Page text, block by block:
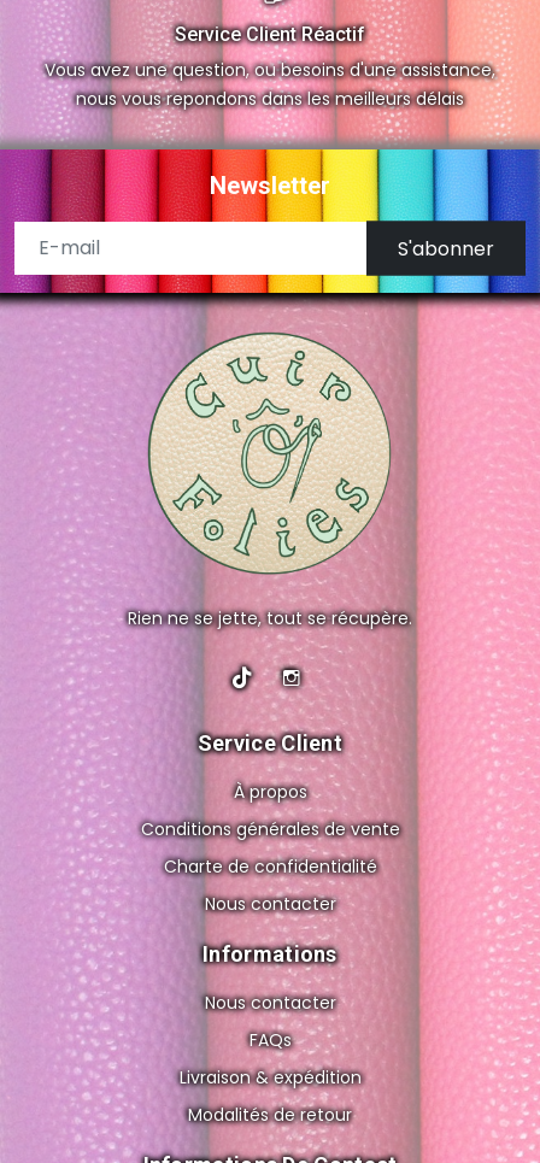
Service Client Réactif
Vous avez une question, ou besoins d'une assistance,
nous vous repondons dans les meilleurs délais
Newsletter
S'abonner
Rien ne se jette, tout se récupère.
Service Client
À propos
Conditions générales de vente
Charte de confidentialité
Nous contacter
Informations
Nous contacter
FAQs
Livraison & expédition
Modalités de retour